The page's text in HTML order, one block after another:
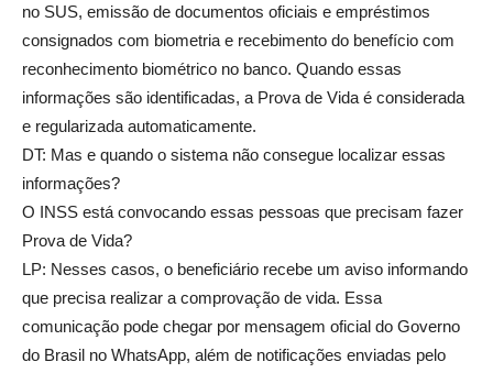
no SUS, emissão de documentos oficiais e empréstimos
consignados com biometria e recebimento do benefício com
reconhecimento biométrico no banco. Quando essas
informações são identificadas, a Prova de Vida é considerada
e regularizada automaticamente.
DT: Mas e quando o sistema não consegue localizar essas
informações?
O INSS está convocando essas pessoas que precisam fazer
Prova de Vida?
LP: Nesses casos, o beneficiário recebe um aviso informando
que precisa realizar a comprovação de vida. Essa
comunicação pode chegar por mensagem oficial do Governo
do Brasil no WhatsApp, além de notificações enviadas pelo